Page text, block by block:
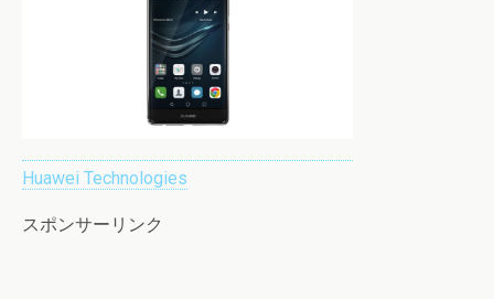
Huawei Technologies
スポンサーリンク